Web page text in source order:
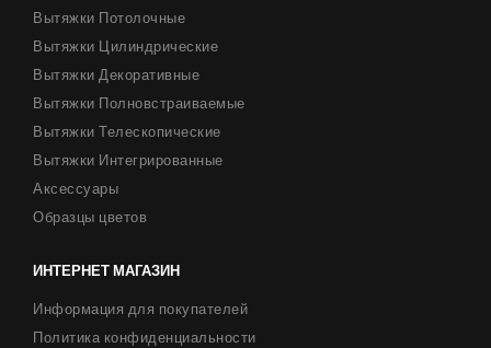
Вытяжки Потолочные
Вытяжки Цилиндрические
Вытяжки Декоративные
Вытяжки Полновстраиваемые
Вытяжки Телескопические
Вытяжки Интегрированные
Аксессуары
Образцы цветов
ИНТЕРНЕТ МАГАЗИН
Информация для покупателей
Политика конфиденциальности